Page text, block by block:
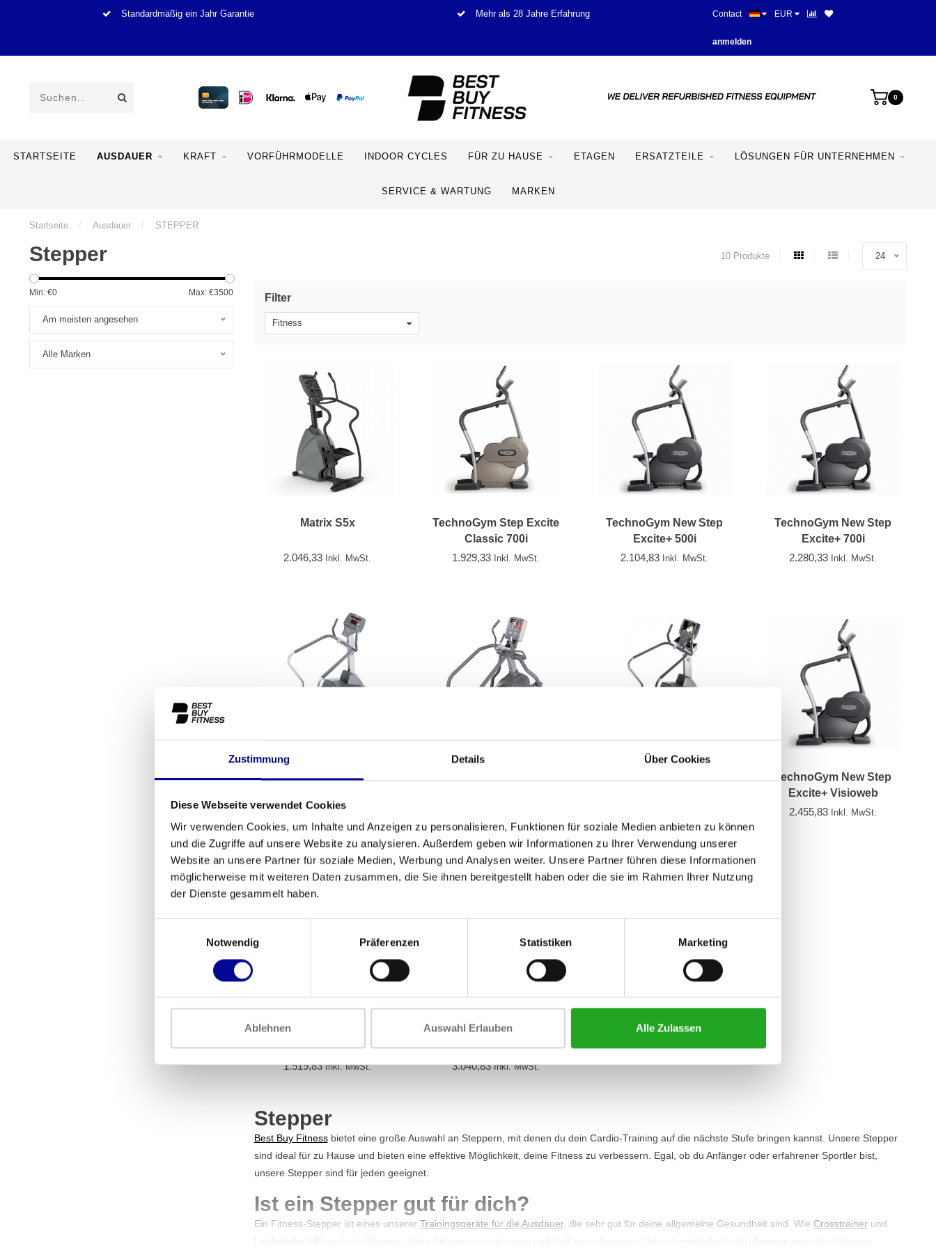
Zustimmung Details Über Cookies
Diese Webseite verwendet Cookies
Wir verwenden Cookies, um Inhalte und Anzeigen zu personalisieren, Funktionen für soziale Medien anbieten zu können
und die Zugriffe auf unsere Website zu analysieren. Außerdem geben wir Informationen zu Ihrer Verwendung unserer
Website an unsere Partner für soziale Medien, Werbung und Analysen weiter. Unsere Partner führen diese Informationen
möglicherweise mit weiteren Daten zusammen, die Sie ihnen bereitgestellt haben oder die sie im Rahmen Ihrer Nutzung
der Dienste gesammelt haben.
Notwendig
Präferenzen Statistiken Marketing
Ablehnen Auswahl Erlauben Alle Zulassen
Standardmäßig ein Jahr Garantie Mehr als 28 Jahre Erfahrung Beste Preise und beste
Contact EUR
anmelden
0
STARTSEITE AUSDAUER KRAFT VORFÜHRMODELLE INDOOR CYCLES FÜR ZU HAUSE ETAGEN ERSATZTEILE LÖSUNGEN FÜR UNTERNEHMEN
SERVICE & WARTUNG MARKEN
Startseite / Ausdauer / STEPPER
Stepper 10 Produkte 24
Min: €0 Max: €3500
Am meisten angesehen
Alle Marken
Filter
Fitness
Matrix S5x
2.046,33 Inkl. MwSt.
TechnoGym Step Excite
Classic 700i
1.929,33 Inkl. MwSt.
TechnoGym New Step
Excite+ 500i
2.104,83 Inkl. MwSt.
TechnoGym New Step
Excite+ 700i
2.280,33 Inkl. MwSt.
Life Fitness Silver Line
1.168,83Inkl. MwSt.
TechnoGym New Step
Excite+ Visioweb
2.455,83 Inkl. MwSt.
Life Fitness Silver Line
Classic 95Si
1.519,83Inkl. MwSt.
TechnoGym New Step
Excite+ Unity
3.040,83Inkl. MwSt.
Stepper
Best Buy Fitnessbietet eine große Auswahl an Steppern, mit denen du dein Cardio-Training auf die nächste Stufe bringen kannst. Unsere Stepper
sind ideal für zu Hause und bieten eine effektive Möglichkeit, deine Fitness zu verbessern. Egal, ob du Anfänger oder erfahrener Sportler bist,
unsere Stepper sind für jeden geeignet.
Ist ein Stepper gut für dich?
Ein Fitness-Stepper ist eines unserer Trainingsgeräte für die Ausdauer, die sehr gut für deine allgemeine Gesundheit sind. Wie Crosstrainerund
Laufbänder